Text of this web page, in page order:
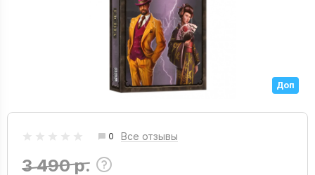
Доп
0 Все отзывы
3 490 р.